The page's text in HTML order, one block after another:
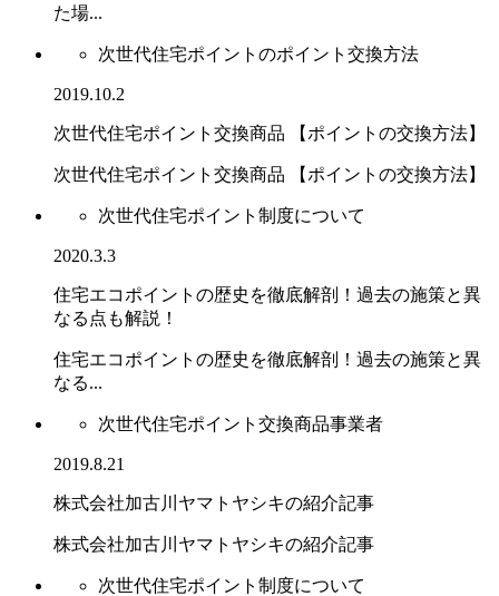
た場...
次世代住宅ポイントのポイント交換方法
2019.10.2
次世代住宅ポイント交換商品 【ポイントの交換方法】
次世代住宅ポイント交換商品 【ポイントの交換方法】
次世代住宅ポイント制度について
2020.3.3
住宅エコポイントの歴史を徹底解剖！過去の施策と異
なる点も解説！
住宅エコポイントの歴史を徹底解剖！過去の施策と異
なる...
次世代住宅ポイント交換商品事業者
2019.8.21
株式会社加古川ヤマトヤシキの紹介記事
株式会社加古川ヤマトヤシキの紹介記事
次世代住宅ポイント制度について